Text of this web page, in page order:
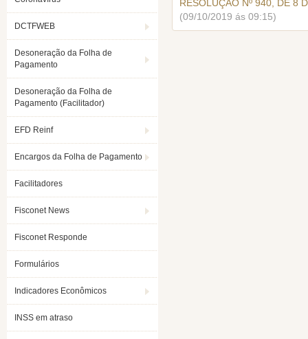
DCTFWEB
Desoneração da Folha de
Pagamento
Desoneração da Folha de
Pagamento (Facilitador)
EFD Reinf
Encargos da Folha de Pagamento
Facilitadores
Fisconet News
Fisconet Responde
Formulários
Indicadores Econômicos
INSS em atraso
RESOLUÇÃO Nº 940, DE 8
(09/10/2019 ás 09:15)